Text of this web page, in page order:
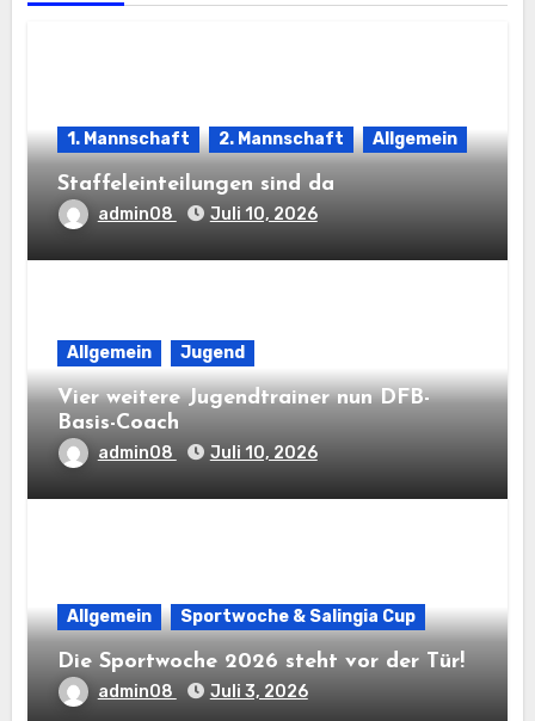
1. Mannschaft 2. Mannschaft Allgemein
Staffeleinteilungen sind da
admin08 Juli 10, 2026
Allgemein Jugend
Vier weitere Jugendtrainer nun DFB-
Basis-Coach
admin08 Juli 10, 2026
Allgemein Sportwoche & Salingia Cup
Die Sportwoche 2026 steht vor der Tür!
admin08 Juli 3, 2026